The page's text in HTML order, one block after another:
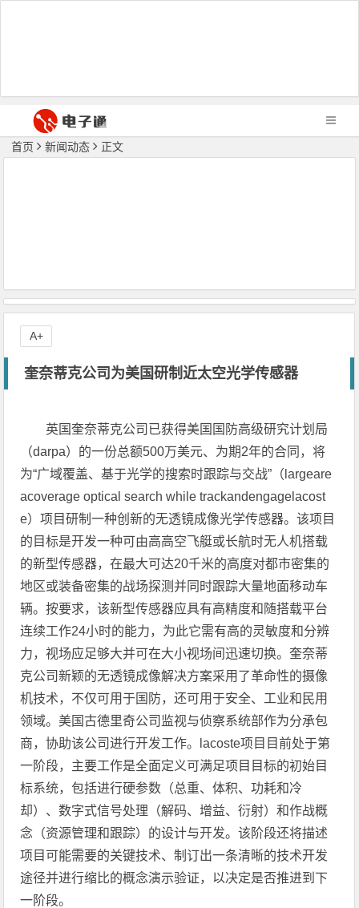
首页 新闻动态 正文
奎奈蒂克公司为美国研制近太空光学传感器
英国奎奈蒂克公司已获得美国国防高级研究计划局
（darpa）的一份总额500万美元、为期2年的合同，将
为“广域覆盖、基于光学的搜索时跟踪与交战”（largeare
acoverage optical search while trackandengagelacost
e）项目研制一种创新的无透镜成像光学传感器。该项目
的目标是开发一种可由高高空飞艇或长航时无人机搭载
的新型传感器，在最大可达20千米的高度对都市密集的
地区或装备密集的战场探测并同时跟踪大量地面移动车
辆。按要求，该新型传感器应具有高精度和随搭载平台
连续工作24小时的能力，为此它需有高的灵敏度和分辨
力，视场应足够大并可在大小视场间迅速切换。奎奈蒂
克公司新颖的无透镜成像解决方案采用了革命性的摄像
机技术，不仅可用于国防，还可用于安全、工业和民用
领域。美国古德里奇公司监视与侦察系统部作为分承包
商，协助该公司进行开发工作。lacoste项目目前处于第
一阶段，主要工作是全面定义可满足项目目标的初始目
标系统，包括进行硬参数（总重、体积、功耗和冷
却）、数字式信号处理（解码、增益、衍射）和作战概
念（资源管理和跟踪）的设计与开发。该阶段还将描述
项目可能需要的关键技术、制订出一条清晰的技术开发
途径并进行缩比的概念演示验证，以决定是否推进到下
一阶段。
A+